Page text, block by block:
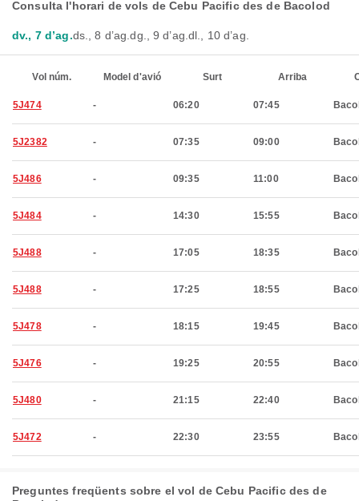
Consulta l'horari de vols de Cebu Pacific des de Bacolod
dv., 7 d’ag.ds., 8 d’ag.dg., 9 d’ag.dl., 10 d’ag.
Vol núm. Model d'avió Surt Arriba
5J474 - 06:20 07:45
5J2382 - 07:35 09:00
5J486 - 09:35 11:00
5J484 - 14:30 15:55
5J488 - 17:05 18:35
5J488 - 17:25 18:55
5J478 - 18:15 19:45
5J476 - 19:25 20:55
5J480 - 21:15 22:40
5J472 - 22:30 23:55
Preguntes freqüents sobre el vol de Cebu Pacific des de